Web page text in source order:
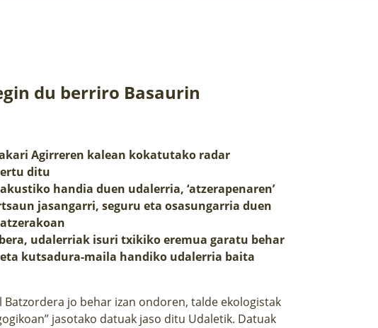
du berriro Basaurin
Agirreren kalean kokatutako radar
ditu
handia duen udalerria, ‘atzerapenaren’
jasangarri, seguru eta osasungarria duen
udalerriak isuri txikiko eremua garatu behar
kutsadura-maila handiko udalerria baita
jo behar izan ondoren, talde ekologistak
jasotako datuak jaso ditu Udaletik. Datuak